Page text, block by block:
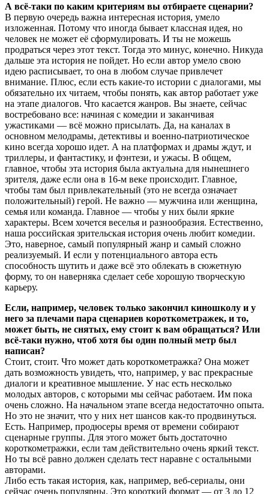
А всё-таки по каким критериям вы отбираете сценарии?
В первую очередь важна интересная история, умело
изложенная. Потому что иногда бывает классная идея, но
человек не может её сформулировать. И ты не можешь
продраться через этот текст. Тогда это минус, конечно. Никуда
дальше эта история не пойдет. Но если автор умело свою
идею расписывает, то она в любом случае привлечет
внимание. Плюс, если есть какие-то истории с диалогами, мы
обязательно их читаем, чтобы понять, как автор работает уже
на этапе диалогов. Что касается жанров. Вы знаете, сейчас
востребовано все: начиная с комедии и заканчивая
ужастиками — всё можно присылать. Да, на каналах в
основном мелодрамы, детективы и военно-патриотическое
кино всегда хорошо идет. А на платформах и драмы ждут, и
триллеры, и фантастику, и фэнтези, и ужасы. В общем,
главное, чтобы эта история была актуальна для нынешнего
зрителя, даже если она в 16-м веке происходит. Главное,
чтобы там был привлекательный (это не всегда означает
положительный) герой. Не важно — мужчина или женщина,
семья или команда. Главное — чтобы у них были яркие
характеры. Всем хочется веселья и разнообразия. Естественно,
наша российская зрительская история очень любит комедии.
Это, наверное, самый популярный жанр и самый сложно
реализуемый. И если у потенциального автора есть
способность шутить и даже всё это облекать в сюжетную
форму, то он наверняка сделает себе хорошую творческую
карьеру.
Если, например, человек только закончил киношколу и у
него за плечами пара сценариев короткометражек, и то,
может быть, не снятых, ему стоит к вам обращаться? Или
всё-таки нужно, чтоб хотя бы один полный метр был
написан?
Стоит, стоит. Что может дать короткометражка? Она может
дать возможность увидеть, что, например, у вас прекрасные
диалоги и креативное мышление. У нас есть несколько
молодых авторов, с которыми мы сейчас работаем. Им пока
очень сложно. На начальном этапе всегда недостаточно опыта.
Но это не значит, что у них нет шансов как-то продвинуться.
Есть. Например, продюсеры время от времени собирают
сценарные группы. Для этого может быть достаточно
короткометражки, если там действительно очень яркий текст.
Но ты всё равно должен сделать тест наравне с остальными
авторами.
Либо есть такая история, как, например, веб-сериалы, они
сейчас очень популярны. Это короткий формат — от 3 до 12